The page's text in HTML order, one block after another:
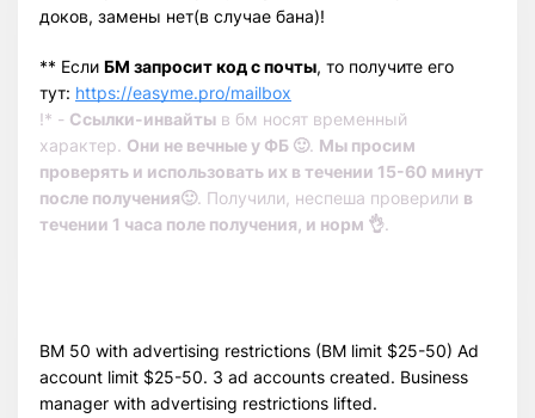
доков, замены нет(в случае бана)!
** Если БМ запросит код с почты, то получите его
тут: https://easyme.pro/mailbox
!* - Ссылки-инвайты в бм носят временный
характер. Они не вечные у ФБ 🙂. Мы просим
проверять и использовать их в течении 15-60 минут
после получения🙂. Получили, неспеша проверили в
течении 1 часа поле получения, и норм 👌.
BM 50 with advertising restrictions (BM limit $25-50) Ad
account limit $25-50. 3 ad accounts created. Business
manager with advertising restrictions lifted.